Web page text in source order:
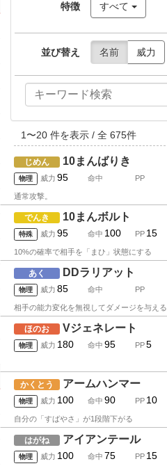
特徴 すべて
並び替え 名前 威力
1 〜20 件を表示 / 全 675件
じめん 10まんばりき
物理 威力 95 命中 PP
通常攻撃。
でんき 10まんボルト
特殊 威力 95 命中 100 PP 15
10%の確率で相手を「まひ」状態にする
あく DDラリアット
物理 威力 85 命中 PP
相手の能力変化を無視してダメージを与える
ほのお Vジェネレート
物理 威力 180 命中 95 PP5
かくとう アームハンマー
物理 威力 100 命中 90 PP 10
自分の「すばやさ」が1段階下がる
はがね アイアンテール
物理 威力 100 命中 75 PP 15